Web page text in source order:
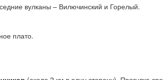
вулканы – Вилючинский и Горелый.
плато.